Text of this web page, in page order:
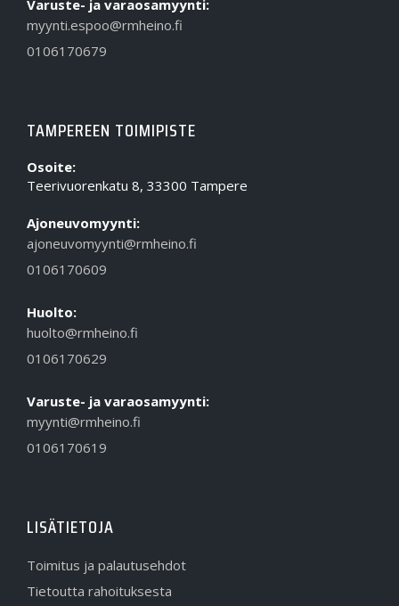
Varuste- ja varaosamyynti:
myynti.espoo@rmheino.fi
0106170679
TAMPEREEN TOIMIPISTE
Osoite:
Teerivuorenkatu 8, 33300 Tampere
Ajoneuvomyynti:
ajoneuvomyynti@rmheino.fi
0106170609
Huolto:
huolto@rmheino.fi
0106170629
Varuste- ja varaosamyynti:
myynti@rmheino.fi
0106170619
LISÄTIETOJA
Toimitus ja palautusehdot
Tietoutta rahoituksesta